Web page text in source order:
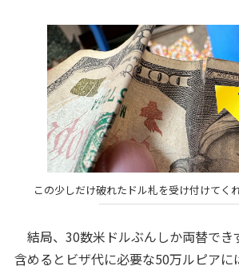
この少しだけ破れたドル札を受け付けて
結局、30数米ドルぶんしか両替でき
含めるとビザ代に必要な50万ルピアに